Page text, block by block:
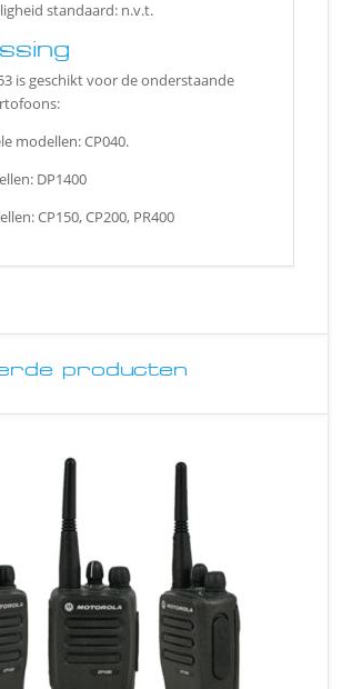
standaard: n.v.t.
is geschikt voor de onderstaande
modellen: CP040.
DP1400
CP150, CP200, PR400
producten